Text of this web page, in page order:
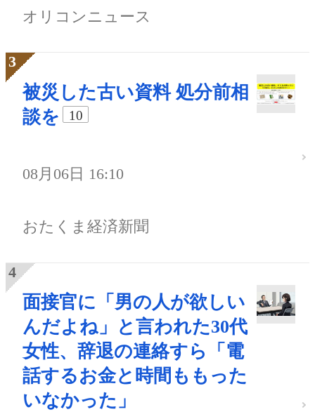
オリコンニュース
被災した古い資料 処分前相
談を
10
08月06日 16:10
おたくま経済新聞
面接官に「男の人が欲しい
んだよね」と言われた30代
女性、辞退の連絡すら「電
話するお金と時間ももった
いなかった」